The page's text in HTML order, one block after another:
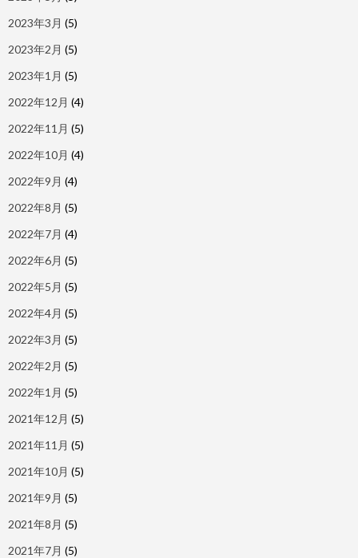
2023年3月 (5)
2023年2月 (5)
2023年1月 (5)
2022年12月 (4)
2022年11月 (5)
2022年10月 (4)
2022年9月 (4)
2022年8月 (5)
2022年7月 (4)
2022年6月 (5)
2022年5月 (5)
2022年4月 (5)
2022年3月 (5)
2022年2月 (5)
2022年1月 (5)
2021年12月 (5)
2021年11月 (5)
2021年10月 (5)
2021年9月 (5)
2021年8月 (5)
2021年7月 (5)